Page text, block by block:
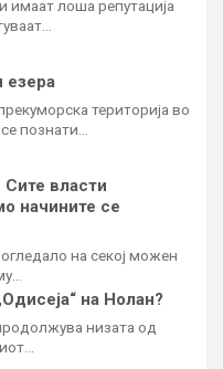
имаат лоша репутација
езера
територија во
познати…
власти
начините се
огледало на секој можен
на Нолан?
низата од